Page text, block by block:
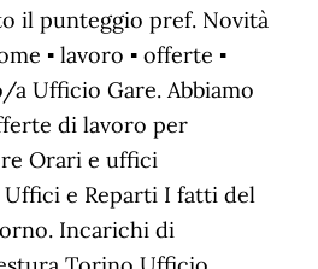
il punteggio pref. Novità
▪ lavoro ▪ offerte ▪
a Ufficio Gare. Abbiamo
di lavoro per
Orari e uffici
e Reparti I fatti del
Incarichi di